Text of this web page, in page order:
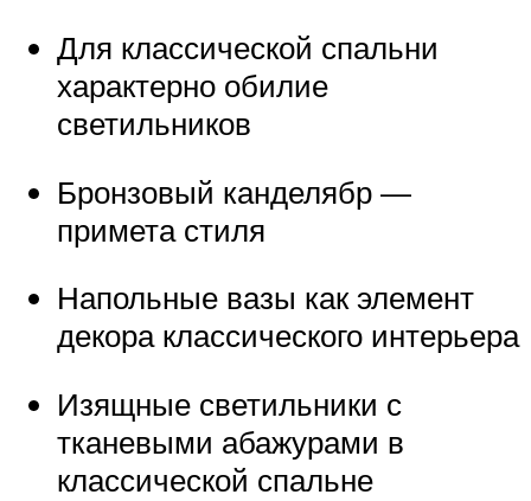
Для классической спальни
характерно обилие
светильников
Бронзовый канделябр —
примета стиля
Напольные вазы как элемент
декора классического интерьера
Изящные светильники с
тканевыми абажурами в
классической спальне